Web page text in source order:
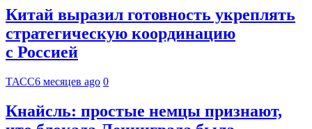
Китай выразил готовность укреплять
стратегическую координацию
с Россией
ТАСС6 месяцев ago 0
Кнайсль: простые немцы признают,